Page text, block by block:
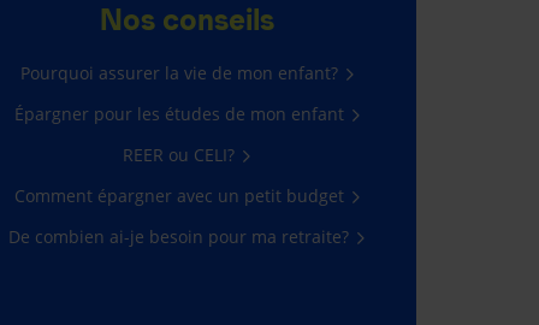
Nos conseils
Pourquoi assurer la vie de mon enfant?
Épargner pour les études de mon enfant
REER ou CELI?
Comment épargner avec un petit budget
De combien ai-je besoin pour ma retraite?